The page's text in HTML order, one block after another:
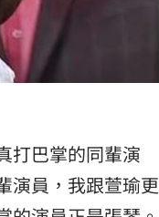
打巴掌的同輩演
演員，我跟萱瑜更